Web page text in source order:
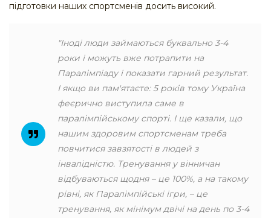
підготовки наших спортсменів досить високий.
"Іноді люди займаються буквально 3-4
роки і можуть вже потрапити на
Паралімпіаду і показати гарний результат.
І якщо ви пам'ятаєте: 5 років тому Україна
феєрично виступила саме в
паралімпійському спорті. І ще казали, що
нашим здоровим спортсменам треба
повчитися завзятості в людей з
інвалідністю. Тренування у вінничан
відбуваються щодня – це 100%, а на такому
рівні, як Паралімпійські ігри, – це
тренування, як мінімум двічі на день по 3-4